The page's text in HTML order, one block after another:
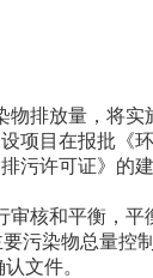
排放量，将实
目在报批《
许可证》
和平衡，平
染物总量
文件。